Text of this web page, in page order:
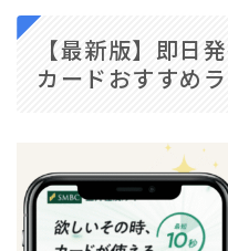
【最新版】即日
カードおすすめ